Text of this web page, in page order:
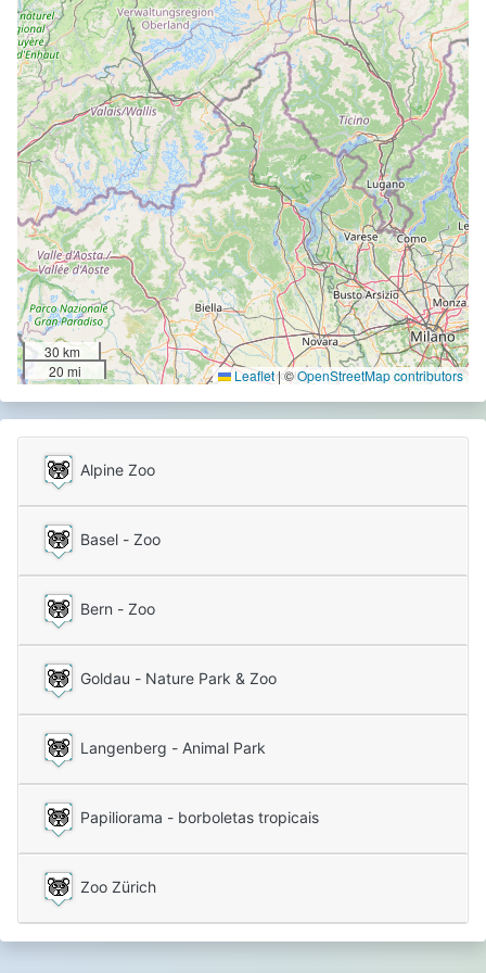
30 km
20 mi
Leaflet|©OpenStreetMap contributors
Alpine Zoo
Basel - Zoo
Bern - Zoo
Goldau - Nature Park & ​​Zoo
Langenberg - Animal Park
Papiliorama - borboletas tropicais
Zoo Zürich